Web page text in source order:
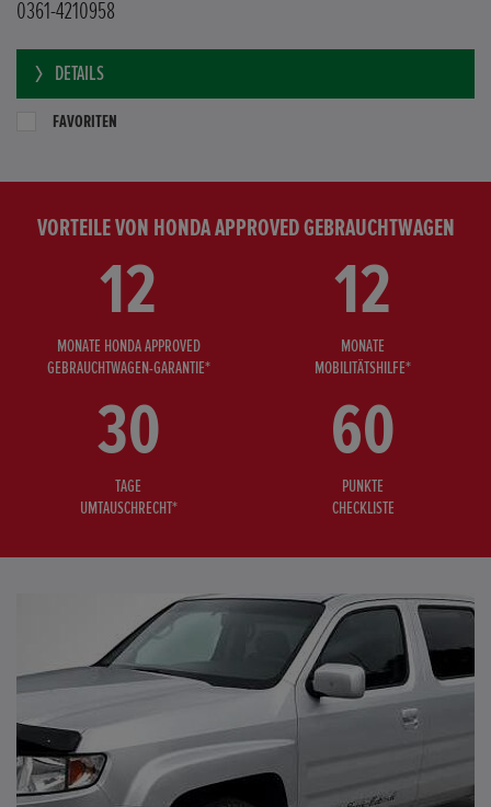
0361-4210958
DETAILS
FAVORITEN
VORTEILE VON HONDA APPROVED GEBRAUCHTWAGEN
12
MONATE HONDA APPROVED
GEBRAUCHTWAGEN-GARANTIE*
12
MONATE
MOBILITÄTSHILFE*
30
TAGE
UMTAUSCHRECHT*
60
PUNKTE
CHECKLISTE